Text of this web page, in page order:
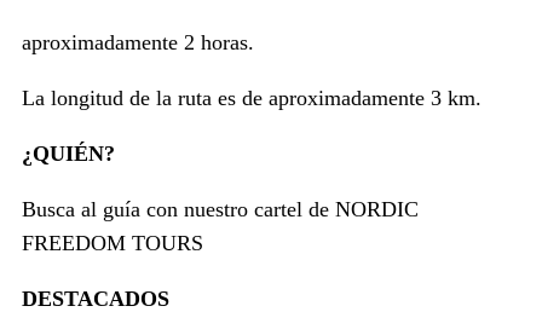
aproximadamente 2 horas.
La longitud de la ruta es de aproximadamente 3 km.
¿QUIÉN?
Busca al guía con nuestro cartel de NORDIC
FREEDOM TOURS
DESTACADOS